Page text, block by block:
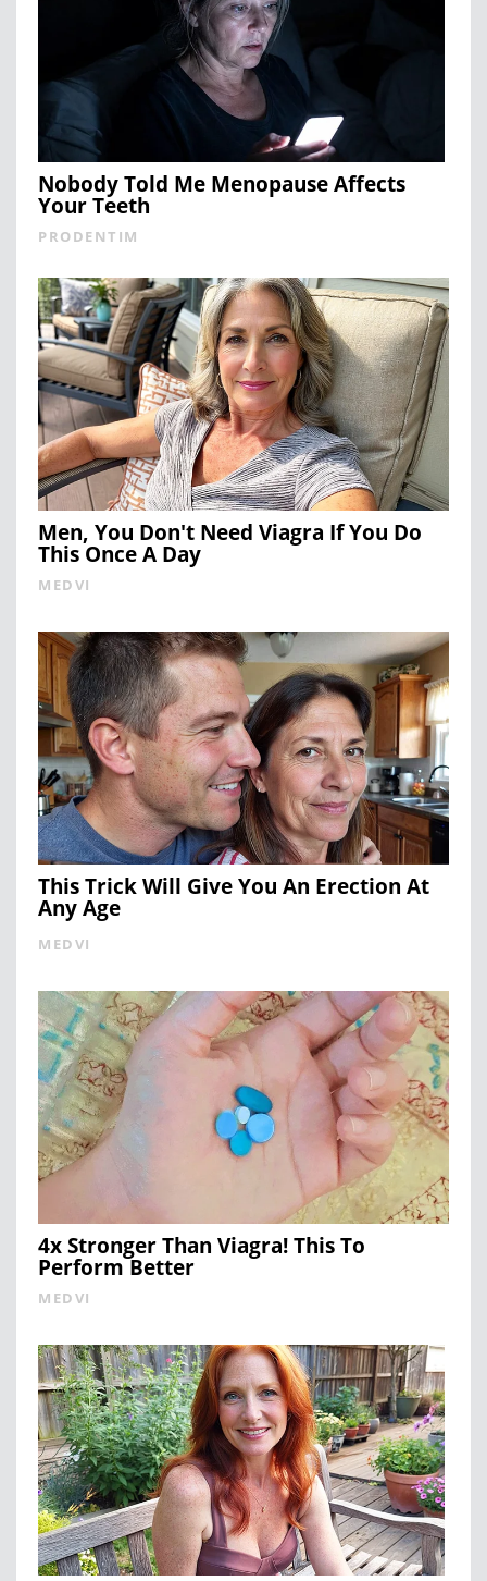
Nobody Told Me Menopause Affects
Your Teeth
PRODENTIM
Men, You Don't Need Viagra If You Do
This Once A Day
MEDVI
This Trick Will Give You An Erection At
Any Age
MEDVI
4x Stronger Than Viagra! This To
Perform Better
MEDVI